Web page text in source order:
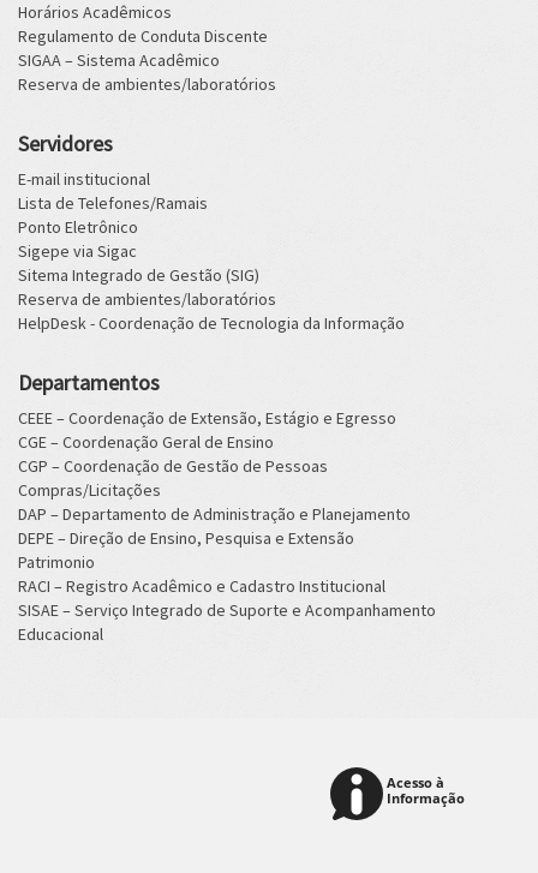
Horários Acadêmicos
Regulamento de Conduta Discente
SIGAA – Sistema Acadêmico
Reserva de ambientes/laboratórios
Servidores
E-mail institucional
Lista de Telefones/Ramais
Ponto Eletrônico
Sigepe via Sigac
Sitema Integrado de Gestão (SIG)
Reserva de ambientes/laboratórios
HelpDesk - Coordenação de Tecnologia da Informação
Departamentos
CEEE – Coordenação de Extensão, Estágio e Egresso
CGE – Coordenação Geral de Ensino
CGP – Coordenação de Gestão de Pessoas
Compras/Licitações
DAP – Departamento de Administração e Planejamento
DEPE – Direção de Ensino, Pesquisa e Extensão
Patrimonio
RACI – Registro Acadêmico e Cadastro Institucional
SISAE – Serviço Integrado de Suporte e Acompanhamento
Educacional